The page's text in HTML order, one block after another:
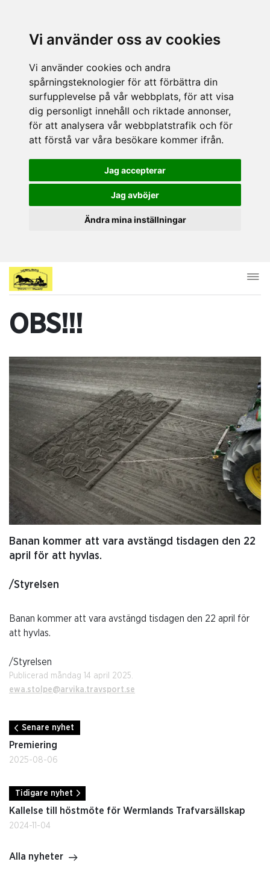
Vi använder oss av cookies
Vi använder cookies och andra
spårningsteknologier för att förbättra din
surfupplevelse på vår webbplats, för att visa
dig personligt innehåll och riktade annonser,
för att analysera vår webbplatstrafik och för
att förstå var våra besökare kommer ifrån.
Jag accepterar
Jag avböjer
Ändra mina inställningar
OBS!!!
Banan kommer att vara avstängd tisdagen den 22
april för att hyvlas.
/Styrelsen
Banan kommer att vara avstängd tisdagen den 22 april för
att hyvlas.
/Styrelsen
Publicerad måndag 14 april 2025.
ewa.stolpe@arvika.travsport.se
Senare nyhet
Premiering
2025-08-06
Tidigare nyhet
Kallelse till höstmöte för Wermlands Trafvarsällskap
2024-11-04
Alla nyheter